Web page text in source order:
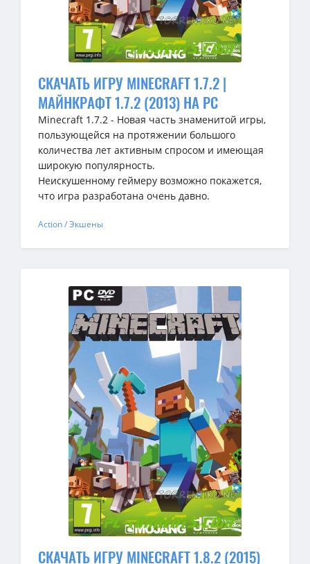
СКАЧАТЬ ИГРУ MINECRAFT 1.7.2 |
МАЙНКРАФТ 1.7.2 (2013) НА PC
Minecraft 1.7.2 - Новая часть знаменитой игры,
пользующейся на протяжении большого
количества лет активным спросом и имеющая
широкую популярность.
Неискушенному геймеру возможно покажется,
что игра разработана очень давно.
Action / Экшены
СКАЧАТЬ ИГРУ MINECRAFT 1.8.2 (2015)